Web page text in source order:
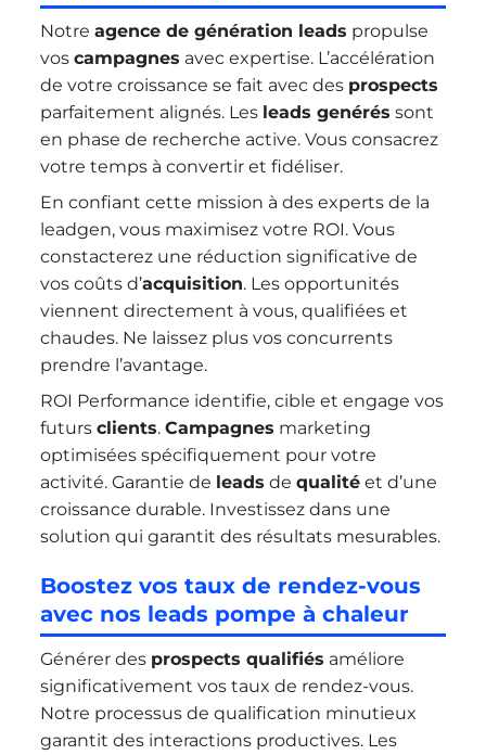
Notreagence de génération leads propulse
voscampagnes avec expertise. L’accélération
de votre croissance se fait avec des prospects
parfaitement alignés. Les leads genérés sont
en phase de recherche active. Vous consacrez
votre temps à convertir et fidéliser.
En confiant cette mission à des experts de la
leadgen, vous maximisez votre ROI. Vous
constacterez une réduction significative de
vos coûts d’acquisition. Les opportunités
viennent directement à vous, qualifiées et
chaudes. Ne laissez plus vos concurrents
prendre l’avantage.
ROI Performance identifie, cible et engage vos
futursclients.Campagnes marketing
optimisées spécifiquement pour votre
activité. Garantie de leads dequalité et d’une
croissance durable. Investissez dans une
solution qui garantit des résultats mesurables.
Boostez vos taux de rendez-vous
avec nos leads pompe à chaleur
Générer des prospects qualifiés améliore
significativement vos taux de rendez-vous.
Notre processus de qualification minutieux
garantit des interactions productives. Les